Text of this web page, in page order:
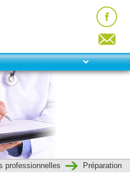
professionnelles
Préparation